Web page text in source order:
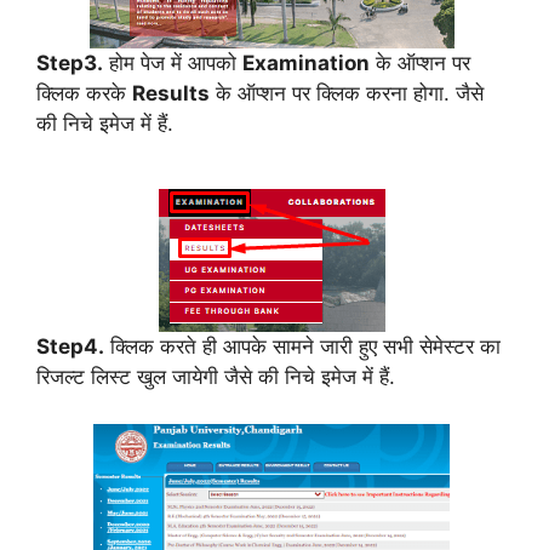
Step3. होम पेज में आपको Examination के ऑप्शन पर
क्लिक करके Results के ऑप्शन पर क्लिक करना होगा. जैसे
की निचे इमेज में हैं.
Step4. क्लिक करते ही आपके सामने जारी हुए सभी सेमेस्टर का
रिजल्ट लिस्ट खुल जायेगी जैसे की निचे इमेज में हैं.